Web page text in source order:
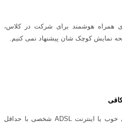
همراه هوشمند برای شرکت در کلاس،
نمایش کوچک شان پیشنهاد نمی کنیم.
اینترنت همراه LTE/4G با آنتن دهی خوب یا اینترنت ADSL شخصی با حداقل